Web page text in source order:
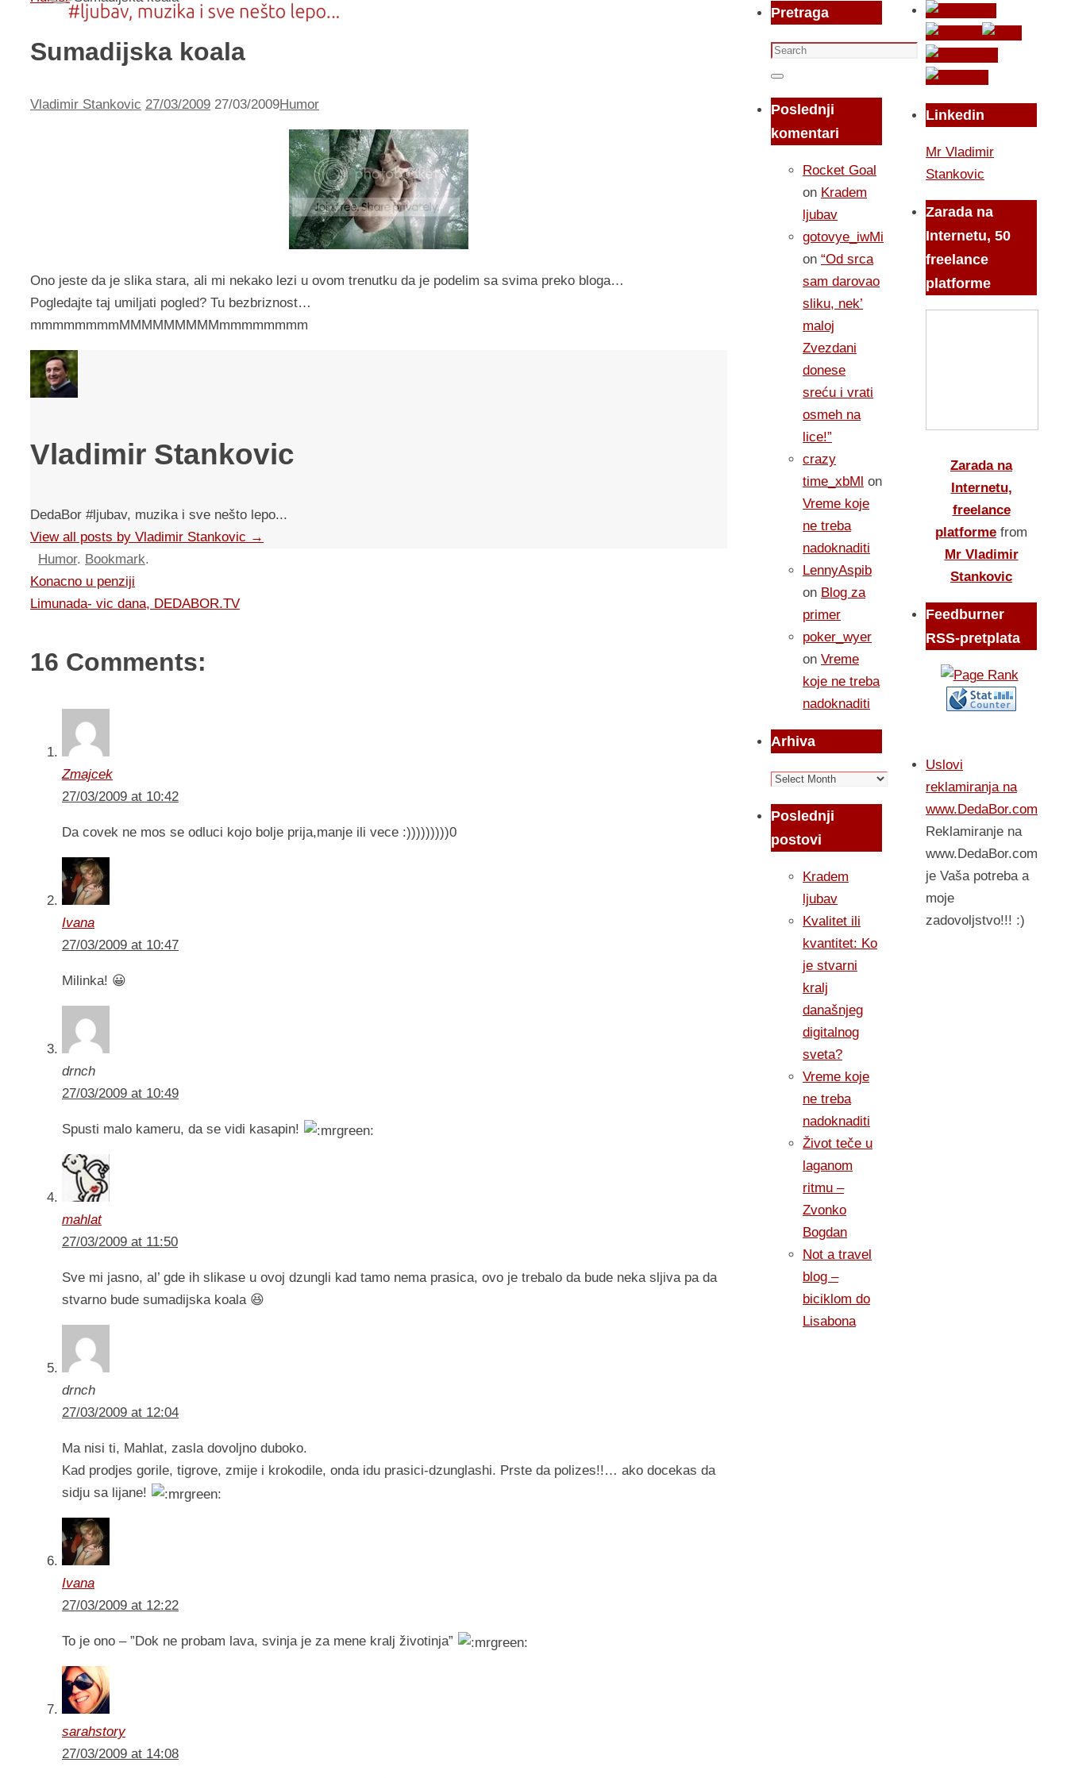
Sumadijska koala
Vladimir Stankovic 27/03/2009 27/03/2009Humor
Ono jeste da je slika stara, ali mi nekako lezi u ovom trenutku da je podelim sa svima preko bloga…
Pogledajte taj umiljati pogled? Tu bezbriznost…
mmmmmmmmMMMMMMMMMmmmmmmmm
Vladimir Stankovic
DedaBor #ljubav, muzika i sve nešto lepo...
View all posts by Vladimir Stankovic →
Humor. Bookmark.
Konacno u penziji
Limunada- vic dana, DEDABOR.TV
16 Comments:
Zmajcek
27/03/2009 at 10:42
Da covek ne mos se odluci kojo bolje prija,manje ili vece :)))))))))0
Ivana
27/03/2009 at 10:47
Milinka! 😀
drnch
27/03/2009 at 10:49
Spusti malo kameru, da se vidi kasapin!
mahlat
27/03/2009 at 11:50
Sve mi jasno, al’ gde ih slikase u ovoj dzungli kad tamo nema prasica, ovo je trebalo da bude neka sljiva pa da
stvarno bude sumadijska koala 😆
drnch
27/03/2009 at 12:04
Ma nisi ti, Mahlat, zasla dovoljno duboko.
Kad prodjes gorile, tigrove, zmije i krokodile, onda idu prasici-dzunglashi. Prste da polizes!!… ako docekas da
sidju sa lijane!
Ivana
27/03/2009 at 12:22
To je ono – ”Dok ne probam lava, svinja je za mene kralj životinja”
sarahstory
27/03/2009 at 14:08
Pretraga
Search
for:
Search
Poslednji
komentari
Rocket Goal
on Kradem
ljubav
gotovye_iwMi
on “Od srca
sam darovao
sliku, nek’
maloj
Zvezdani
donese
sreću i vrati
osmeh na
lice!”
crazy
time_xbMl on
Vreme koje
ne treba
nadoknaditi
LennyAspib
on Blog za
primer
poker_wyer
on Vreme
koje ne treba
nadoknaditi
Arhiva
Arhiva
Poslednji
postovi
Kradem
ljubav
Kvalitet ili
kvantitet: Ko
je stvarni
kralj
današnjeg
digitalnog
sveta?
Vreme koje
ne treba
nadoknaditi
Život teče u
laganom
ritmu –
Zvonko
Bogdan
Not a travel
blog –
biciklom do
Lisabona
Linkedin
Mr Vladimir
Stankovic
Zarada na
Internetu, 50
freelance
platforme
Zarada na
Internetu,
freelance
platforme from
Mr Vladimir
Stankovic
Feedburner
RSS-pretplata
Uslovi
reklamiranja na
www.DedaBor.com
Reklamiranje na
www.DedaBor.com
je Vaša potreba a
moje
zadovoljstvo!!! :)